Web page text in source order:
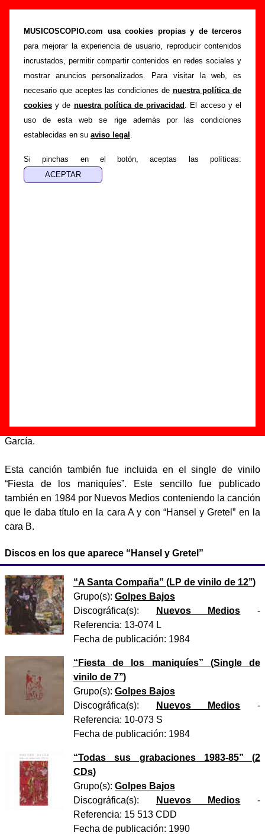
MUSICOSCOPIO.com usa cookies propias y de terceros
para mejorar la experiencia de usuario, reproducir contenidos
incrustados, permitir compartir contenidos en redes sociales y
mostrar anuncios personalizados. Para visitar la web, es
necesario que aceptes las condiciones de nuestra política de
cookies y de nuestra política de privacidad . El acceso y el
uso de esta web se rige además por las condiciones
establecidas en su aviso legal .
Si pinchas en el botón, aceptas las políticas:
“Hansel y Gretel”, canción de Golpes Bajos
(Letra e información)
Portada >Golpes Bajos >Canciones >Hansel y Gretel
Esta página pretende recopilar todo tipo de información
sobre lacanción "Hansel y Gretel" interpretada porGolpes
Bajos. Además de su letra, también aparecerá información
sobre el autor o los autores, sobre los discos en los que está
incluido este tema, sobre la grabación del mismo, sobre
tienes información adicional, puedes ayudar acompletar
esta información.
Bajos eran, en aquel momento, Germán Coppini y Luis
García.
Esta canción también fue incluida en el single de vinilo
“Fiesta de los maniquíes”. Este sencillo fue publicado
también en 1984 por Nuevos Medios conteniendo la canción
que le daba título en la cara A y con “Hansel y Gretel” en la
cara B.
Discos en los que aparece “Hansel y Gretel”
“A Santa Compaña” (LP de vinilo de 12’’)
Grupo(s): Golpes Bajos
Discográfica(s):
Nuevos Medios -
Referencia: 13-074 L
Fecha de publicación: 1984
“ Fiesta de los maniquíes” (Single de
vinilo de 7’’)
Grupo(s): Golpes Bajos
Discográfica(s):
Nuevos Medios -
Referencia: 10-073 S
Fecha de publicación: 1984
“Todas sus grabaciones 1983-85” (2
CDs)
Grupo(s): Golpes Bajos
Discográfica(s):
Nuevos Medios -
Referencia: 15 513 CDD
Fecha de publicación: 1990